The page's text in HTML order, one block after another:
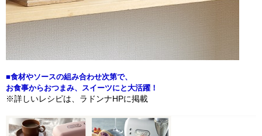
■食材やソースの組み合わせ次第で、
お食事からおつまみ、スイーツにと大活躍！
※詳しいレシピは、ラドンナHPに掲載